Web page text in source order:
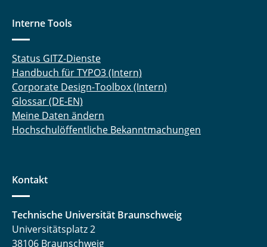
Matteo Kaminski, M. Sc.
Erik Kariger
Rezvan Karimi, M. Sc.
Kriss-Kevin Kasten, M. Sc.
Fabisch Kilonzi, M. Sc.
Ben Kohlhaas, Apotheker
Alexander Krause, M. Sc.
Interne Tools
Status GITZ-Dienste
Handbuch für TYPO3 (Intern)
Corporate Design-Toolbox (Intern)
Glossar (DE-EN)
Meine Daten ändern
Hochschulöffentliche Bekanntmachungen
Kontakt
Technische Universität Braunschweig
Universitätsplatz 2
38106 Braunschweig